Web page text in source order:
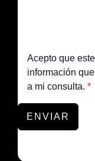
Acepto que
información
a mi consulta. *
ENVIAR